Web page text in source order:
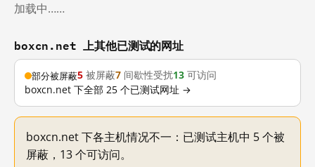
加载中……
boxcn.net 上其他已测试的网址
部分被屏蔽5 被屏蔽7 间歇性受扰13 可访问
boxcn.net 下全部 25 个已测试网址 →
boxcn.net 下各主机情况不一：已测试主机中 5 个被
屏蔽，13 个可访问。